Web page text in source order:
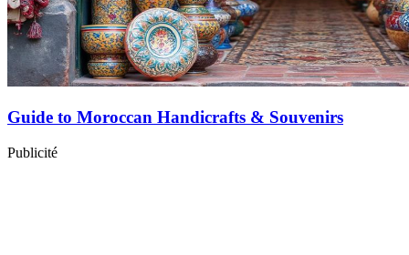
Guide to Moroccan Handicrafts & Souvenirs
Publicité